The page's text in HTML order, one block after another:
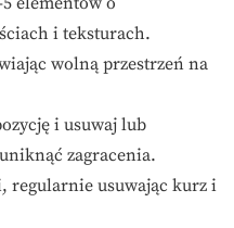
i teksturach.
wolną przestrzeń na
i usuwaj lub
zagracenia.
regularnie usuwając kurz i